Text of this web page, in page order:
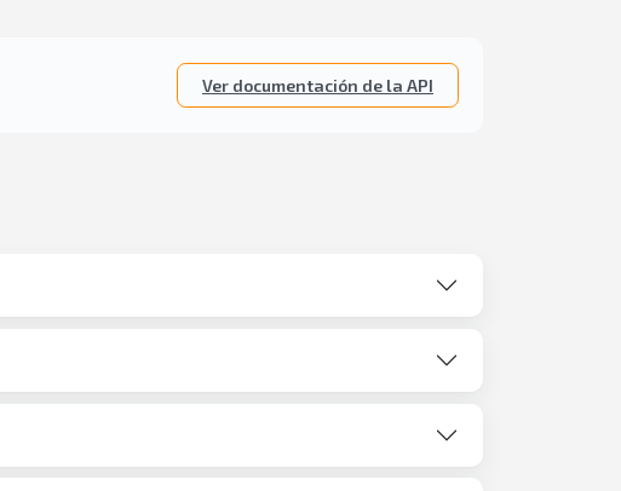
Ver documentación de la API